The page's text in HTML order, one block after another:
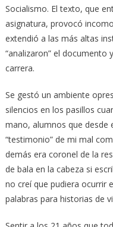
Socialismo. El texto, que
asignatura, provocó
extendió a las más altas
“analizaron” el documento
carrera.
Se gestó un ambiente
silencios en los pasillos
mano, alumnos que desde
“testimonio” de mi mal
demás era coronel de la
de bala en la cabeza si
no creí que pudiera ocurrir
palabras para historias de